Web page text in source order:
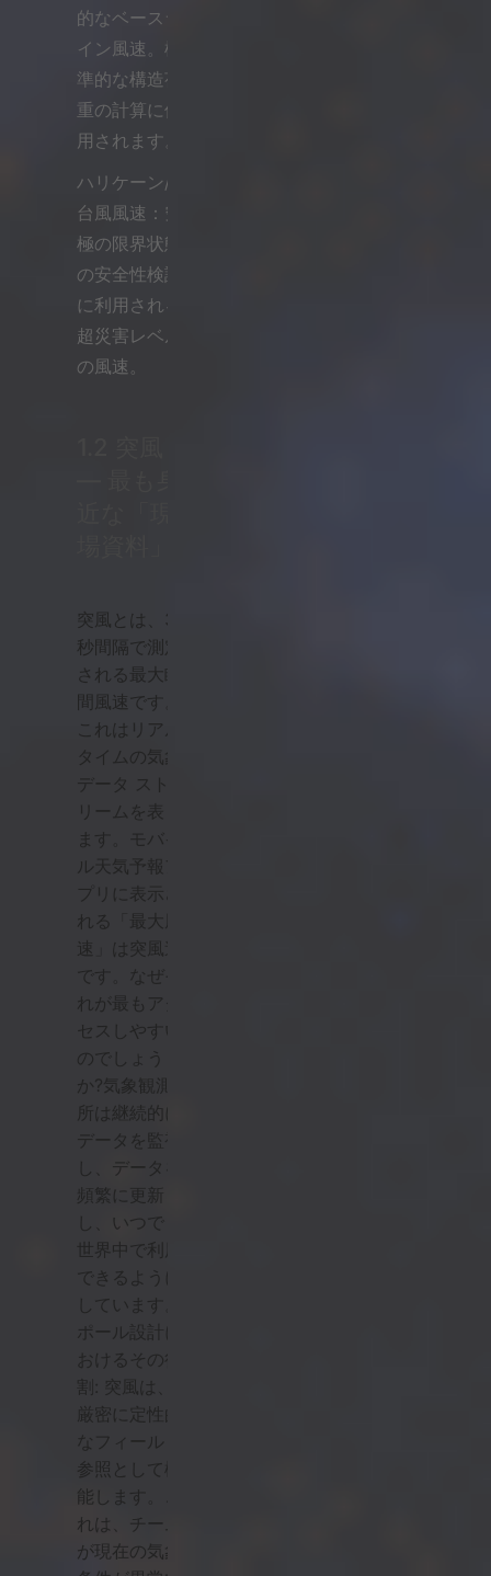
的なベースラ
イン風速。標
準的な構造荷
重の計算に使
用されます。
ハリケーン/
台風風速：究
極の限界状態
の安全性検証
に利用される
超災害レベル
の風速。
突風とは、3
秒間隔で測定
される最大瞬
間風速です。
これはリアル
タイムの気象
データ スト
リームを表し
ます。モバイ
ル天気予報ア
プリに表示さ
れる「最大風
速」は突風速
です。なぜそ
れが最もアク
セスしやすい
のでしょう
か?気象観測
所は継続的に
データを監視
し、データを
頻繁に更新
し、いつでも
世界中で利用
できるように
しています。
ポール設計に
おけるその役
割: 突風は、
厳密に定性的
なフィールド
参照として機
能します。こ
れは、チーム
が現在の気象